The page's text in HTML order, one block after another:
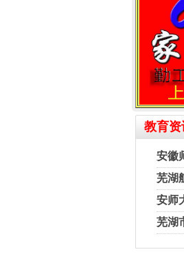
教育资
安徽
芜湖
安师
芜湖